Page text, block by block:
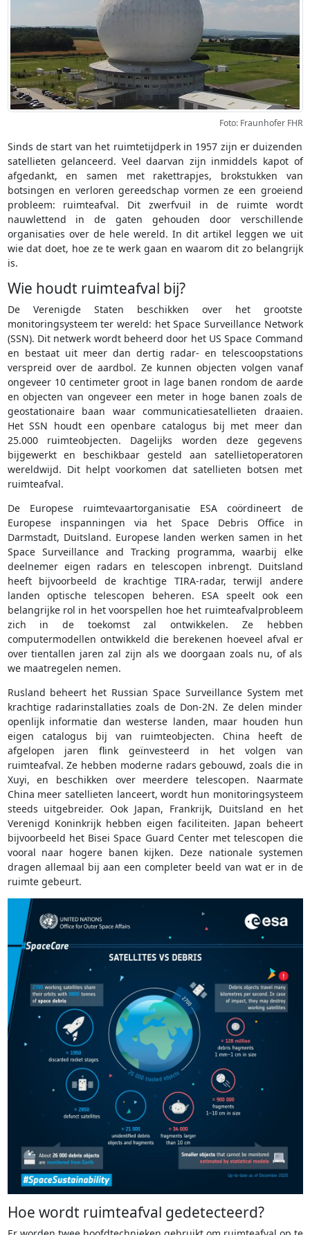
Foto: Fraunhofer FHR
Sinds de start van het ruimtetijdperk in 1957 zijn er duizenden
satellieten gelanceerd. Veel daarvan zijn inmiddels kapot of
afgedankt, en samen met rakettrapjes, brokstukken van
botsingen en verloren gereedschap vormen ze een groeiend
probleem: ruimteafval. Dit zwerfvuil in de ruimte wordt
nauwlettend in de gaten gehouden door verschillende
organisaties over de hele wereld. In dit artikel leggen we uit
wie dat doet, hoe ze te werk gaan en waarom dit zo belangrijk
is.
Wie houdt ruimteafval bij?
De Verenigde Staten beschikken over het grootste
monitoringsysteem ter wereld: het Space Surveillance Network
(SSN). Dit netwerk wordt beheerd door het US Space Command
en bestaat uit meer dan dertig radar- en telescoopstations
verspreid over de aardbol. Ze kunnen objecten volgen vanaf
ongeveer 10 centimeter groot in lage banen rondom de aarde
en objecten van ongeveer een meter in hoge banen zoals de
geostationaire baan waar communicatiesatellieten draaien.
Het SSN houdt een openbare catalogus bij met meer dan
25.000 ruimteobjecten. Dagelijks worden deze gegevens
bijgewerkt en beschikbaar gesteld aan satellietoperatoren
wereldwijd. Dit helpt voorkomen dat satellieten botsen met
ruimteafval.
De Europese ruimtevaartorganisatie ESA coördineert de
Europese inspanningen via het Space Debris Office in
Darmstadt, Duitsland. Europese landen werken samen in het
Space Surveillance and Tracking programma, waarbij elke
deelnemer eigen radars en telescopen inbrengt. Duitsland
heeft bijvoorbeeld de krachtige TIRA-radar, terwijl andere
landen optische telescopen beheren. ESA speelt ook een
belangrijke rol in het voorspellen hoe het ruimteafvalprobleem
zich in de toekomst zal ontwikkelen. Ze hebben
computermodellen ontwikkeld die berekenen hoeveel afval er
over tientallen jaren zal zijn als we doorgaan zoals nu, of als
we maatregelen nemen.
Rusland beheert het Russian Space Surveillance System met
krachtige radarinstallaties zoals de Don-2N. Ze delen minder
openlijk informatie dan westerse landen, maar houden hun
eigen catalogus bij van ruimteobjecten. China heeft de
afgelopen jaren flink geïnvesteerd in het volgen van
ruimteafval. Ze hebben moderne radars gebouwd, zoals die in
Xuyi, en beschikken over meerdere telescopen. Naarmate
China meer satellieten lanceert, wordt hun monitoringsysteem
steeds uitgebreider. Ook Japan, Frankrijk, Duitsland en het
Verenigd Koninkrijk hebben eigen faciliteiten. Japan beheert
bijvoorbeeld het Bisei Space Guard Center met telescopen die
vooral naar hogere banen kijken. Deze nationale systemen
dragen allemaal bij aan een completer beeld van wat er in de
ruimte gebeurt.
Hoe wordt ruimteafval gedetecteerd?